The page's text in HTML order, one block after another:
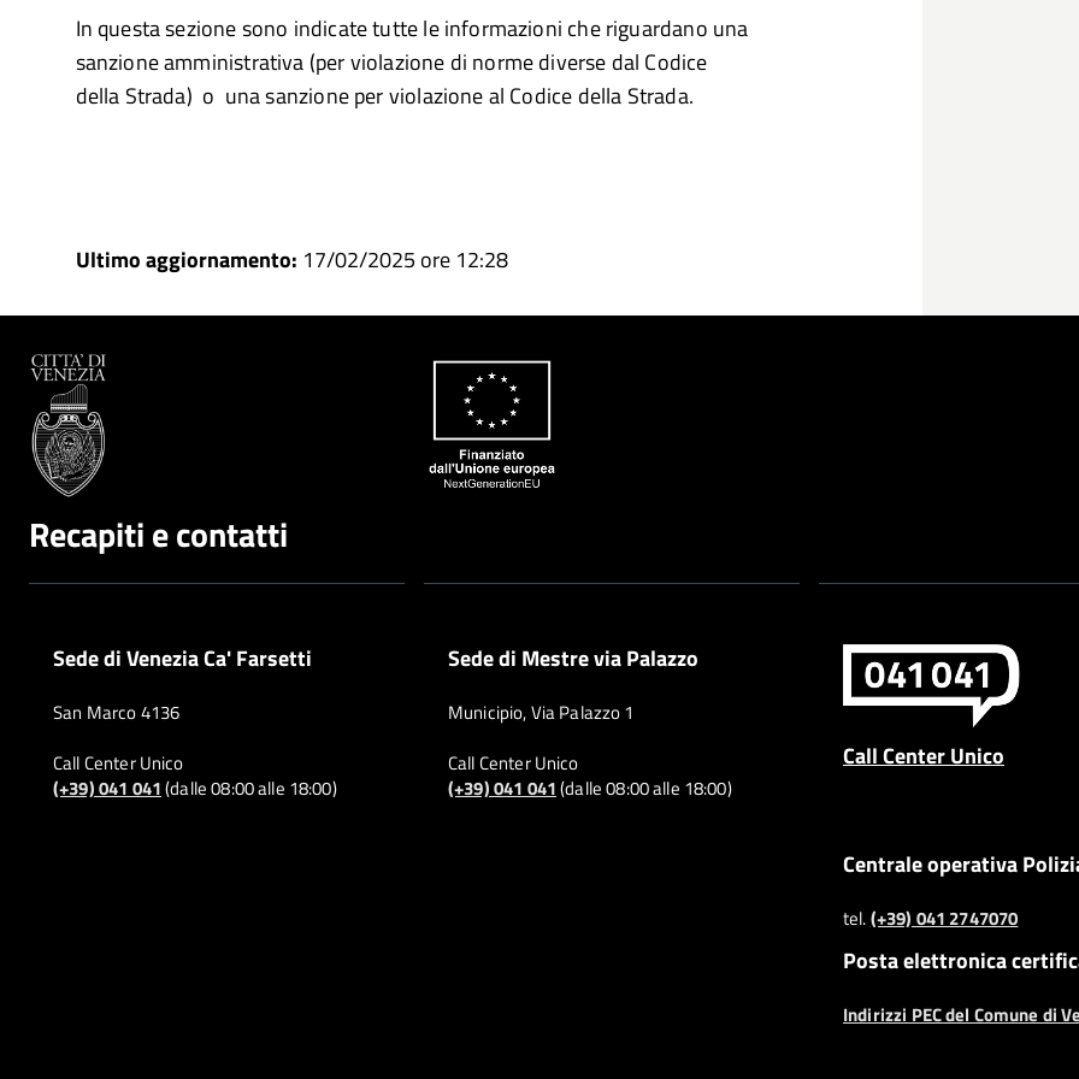
In questa sezione sono indicate tutte le informazioni che riguardano una
sanzione amministrativa (per violazione di norme diverse dal Codice
della Strada) o una sanzione per violazione al Codice della Strada.
Ultimo aggiornamento: 17/02/2025 ore 12:28
Recapiti e contatti
Sede di Venezia Ca' Farsetti
San Marco 4136
Call Center Unico
(+39) 041 041(dalle 08:00 alle 18:00)
Sede di Mestre via Palazzo
Municipio, Via Palazzo 1
Call Center Unico
(+39) 041 041(dalle 08:00 alle 18:00)
Call Center Unico
Centrale operativa
tel.(+39) 041 2747070
Posta elettronica
Indirizzi PEC del Comune di